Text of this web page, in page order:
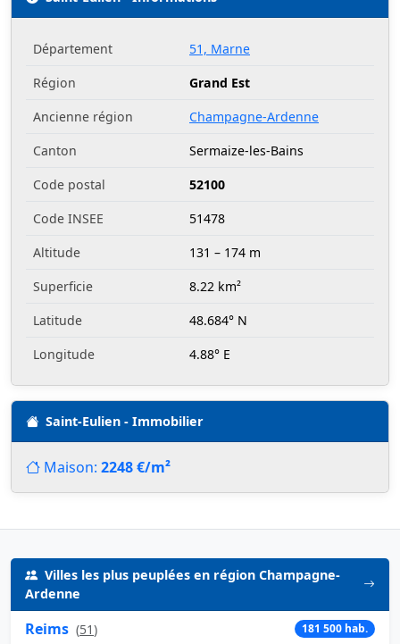
Département
51, Marne
Région
Grand Est
Ancienne région
Champagne-Ardenne
Canton
Sermaize-les-Bains
Code postal
52100
Code INSEE
51478
Altitude
131 – 174 m
Superficie
8.22 km²
Latitude
48.684° N
Longitude
4.88° E
Saint-Eulien - Immobilier
Maison: 2248 €/m²
Villes les plus peuplées en région Champagne-
Ardenne
Reims (51) 181 500 hab.